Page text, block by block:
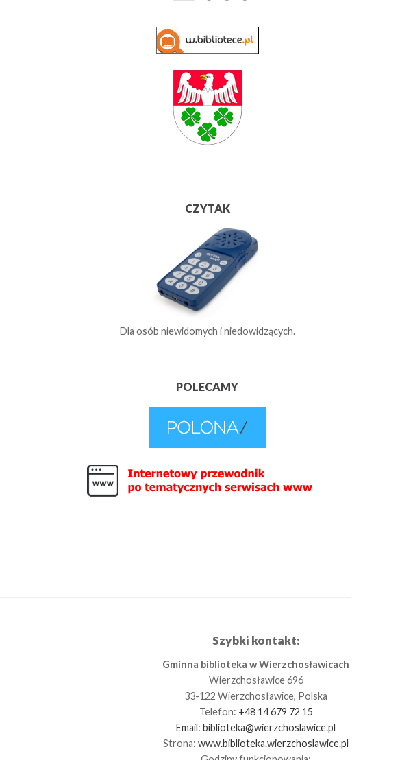
CZYTAK
Dla osób niewidomych i niedowidzących.
POLECAMY
Szybki kontakt:
Gminna biblioteka w Wierzchosławicach
Wierzchosławice 696
33-122 Wierzchosławice, Polska
Telefon: +48 14 679 72 15
Email:biblioteka@wierzchoslawice.pl
Strona:www.biblioteka.wierzchoslawice.pl